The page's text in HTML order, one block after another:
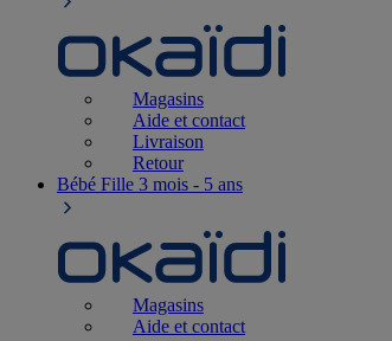
Magasins
Aide et contact
Livraison
Retour
Bébé Fille 3 mois - 5 ans
Magasins
Aide et contact